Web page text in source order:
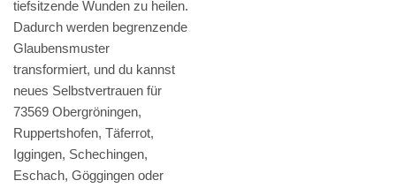
tiefsitzende Wunden zu heilen.
Dadurch werden begrenzende
Glaubensmuster
transformiert, und du kannst
neues Selbstvertrauen für
73569 Obergröningen,
Ruppertshofen, Täferrot,
Iggingen, Schechingen,
Eschach, Göggingen oder